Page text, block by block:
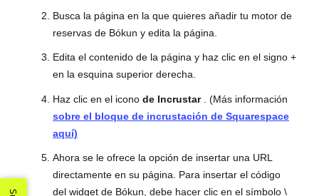
Busca la página en la que quieres añadir tu motor de
reservas de Bókun y edita la página.
Edita el contenido de la página y haz clic en el signo +
en la esquina superior derecha.
Haz clic en el icono de Incrustar. (Más información
sobre el bloque de incrustación de Squarespace
aquí)
Ahora se le ofrece la opción de insertar una URL
directamente en su página. Para insertar el código
del widget de Bókun, debe hacer clic en el símbolo \